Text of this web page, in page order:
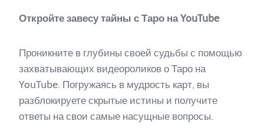
Откройте завесу тайны с Таро на YouTube
Проникните в глубины своей судьбы с помощью
захватывающих видеороликов о Таро на
YouTube. Погружаясь в мудрость карт, вы
разблокируете скрытые истины и получите
ответы на свои самые насущные вопросы.